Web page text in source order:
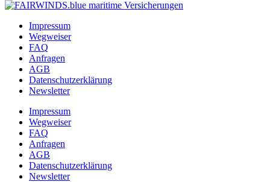
Impressum
Wegweiser
FAQ
Anfragen
AGB
Datenschutzerklärung
Newsletter
Impressum
Wegweiser
FAQ
Anfragen
AGB
Datenschutzerklärung
Newsletter